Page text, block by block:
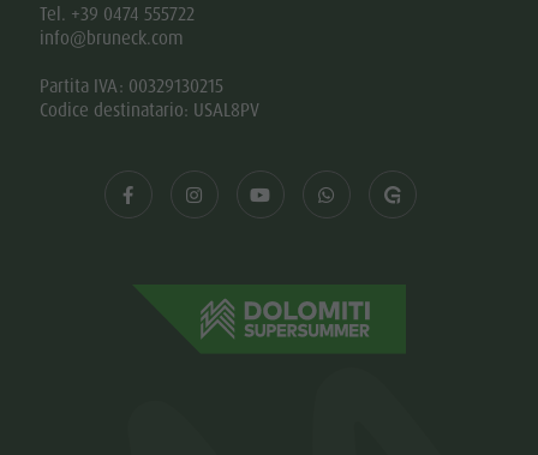
Tel. +39 0474 555722
info@bruneck.com
Partita IVA: 00329130215
Codice destinatario: USAL8PV